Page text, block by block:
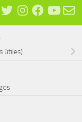
útiles)